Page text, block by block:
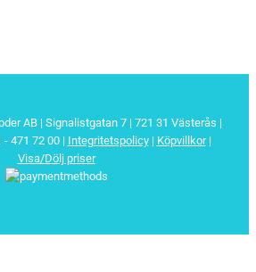
AB | Signalistgatan 7 | 721 31 Västerås |
- 471 72 00 | Integritetspolicy| Köpvillkor|
Visa/Dölj priser